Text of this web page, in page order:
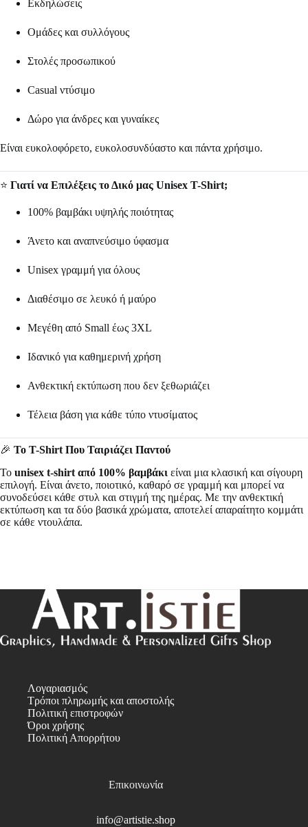
Εκδηλώσεις
Ομάδες και συλλόγους
Στολές προσωπικού
Casual ντύσιμο
Δώρο για άνδρες και γυναίκες
Είναι ευκολοφόρετο, ευκολοσυνδύαστο και πάντα χρήσιμο.
⭐ Γιατί να Επιλέξεις το Δικό μας Unisex T-Shirt;
100% βαμβάκι υψηλής ποιότητας
Άνετο και αναπνεύσιμο ύφασμα
Unisex γραμμή για όλους
Διαθέσιμο σε λευκό ή μαύρο
Μεγέθη από Small έως 3XL
Ιδανικό για καθημερινή χρήση
Ανθεκτική εκτύπωση που δεν ξεθωριάζει
Τέλεια βάση για κάθε τύπο ντυσίματος
🎉 Το T-Shirt Που Ταιριάζει Παντού
Το unisex t-shirt από 100% βαμβάκι είναι μια κλασική και σίγουρη
επιλογή. Είναι άνετο, ποιοτικό, καθαρό σε γραμμή και μπορεί να
συνοδεύσει κάθε στυλ και στιγμή της ημέρας. Με την ανθεκτική
εκτύπωση και τα δύο βασικά χρώματα, αποτελεί απαραίτητο κομμάτι
σε κάθε ντουλάπα.
Λογαριασμός
Τρόποι πληρωμής και αποστολής
Πολιτική επιστροφών
Όροι χρήσης
Πολιτική Απορρήτου
Επικοινωνία
info@artistie.shop